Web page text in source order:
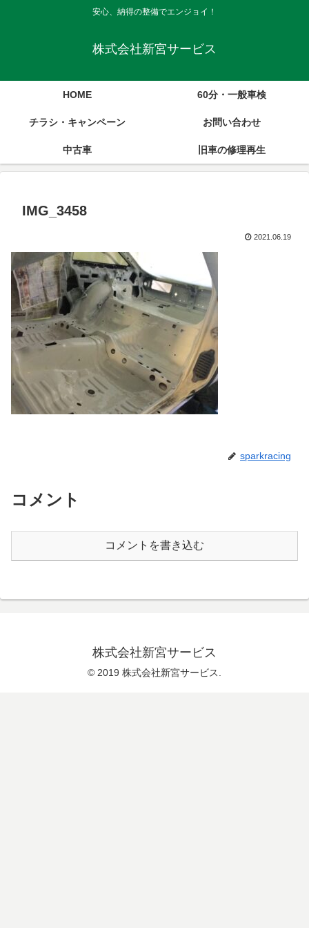
安心、納得の整備でエンジョイ！
株式会社新宮サービス
HOME 60分・一般車検
チラシ・キャンペーン お問い合わせ
中古車 旧車の修理再生
IMG_3458
2021.06.19
sparkracing
コメント
コメントを書き込む
株式会社新宮サービス
© 2019 株式会社新宮サービス.